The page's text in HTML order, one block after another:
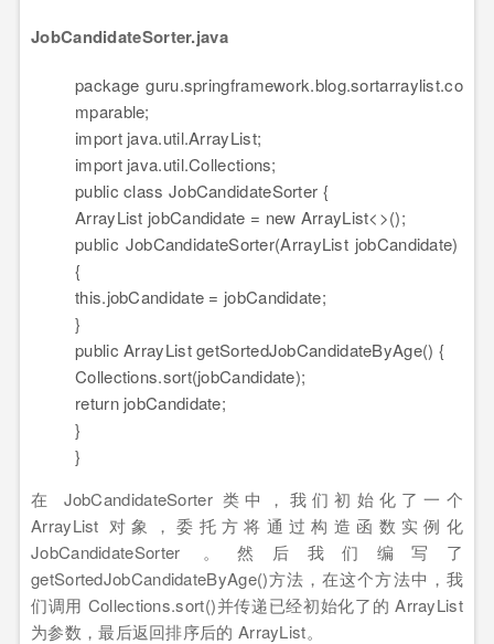
JobCandidateSorter.java
package guru.springframework.blog.sortarraylist.co
mparable;
importjava.util.ArrayList;
importjava.util.Collections;
public class JobCandidateSorter {
ArrayList jobCandidate = new ArrayList<>();
public JobCandidateSorter(ArrayList jobCandidate)
{
this.jobCandidate = jobCandidate;
}
public ArrayList getSortedJobCandidateByAge() {
Collections.sort(jobCandidate);
returnjobCandidate;
}
}
在 JobCandidateSorter 类中，我们初始化了一个
ArrayList 对象，委托方将通过构造函数实例化
JobCandidateSorter 。然后我们编写了
getSortedJobCandidateByAge()方法，在这个方法中，我
们调用 Collections.sort()并传递已经初始化了的 ArrayList
为参数，最后返回排序后的 ArrayList。